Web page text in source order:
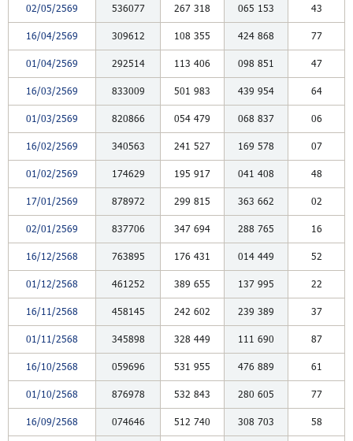
02/05/2569 536077 267 318 065 153 43
16/04/2569 309612 108 355 424 868 77
01/04/2569 292514 113 406 098 851 47
16/03/2569 833009 501 983 439 954 64
01/03/2569 820866 054 479 068 837 06
16/02/2569 340563 241 527 169 578 07
01/02/2569 174629 195 917 041 408 48
17/01/2569 878972 299 815 363 662 02
02/01/2569 837706 347 694 288 765 16
16/12/2568 763895 176 431 014 449 52
01/12/2568 461252 389 655 137 995 22
16/11/2568 458145 242 602 239 389 37
01/11/2568 345898 328 449 111 690 87
16/10/2568 059696 531 955 476 889 61
01/10/2568 876978 532 843 280 605 77
16/09/2568 074646 512 740 308 703 58